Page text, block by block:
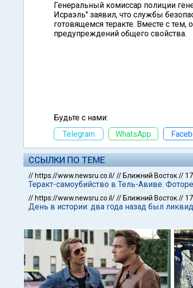
Генеральный комиссар полиции
Исраэль" заявил, что службы
готовящемся теракте. Вместе с тем,
предупреждений общего свойства.
Будьте с нами:
Telegram
WhatsApp
ССЫЛКИ ПО ТЕМЕ
// https://www.newsru.co.il/// Ближний Восток//
Теракт-самоубийство в Тель-Авиве.
// https://www.newsru.co.il/// Ближний Восток//
День в истории: два года назад был